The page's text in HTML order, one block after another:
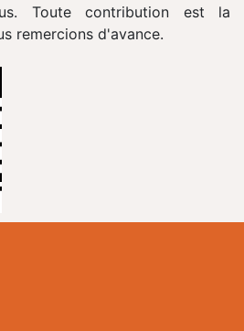
Toute contribution est la
remercions d'avance.